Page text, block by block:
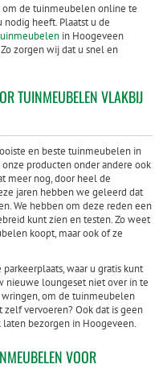
de tuinmeubelen online te
heeft. Plaatst u de
in Hoogeveen
zorgen wij dat u snel en
TUINMEUBELEN VLAKBIJ
en beste tuinmeubelen in
producten onder andere ook
meer nog, door heel de
jaren hebben we geleerd dat
We hebben om deze reden een
kunt zien en testen. Zo weet
koopt, maar ook of ze
waar u gratis kunt
nieuwe loungeset niet over in te
om de tuinmeubelen
vervoeren? Ook dat is geen
bezorgen in Hoogeveen.
VOOR